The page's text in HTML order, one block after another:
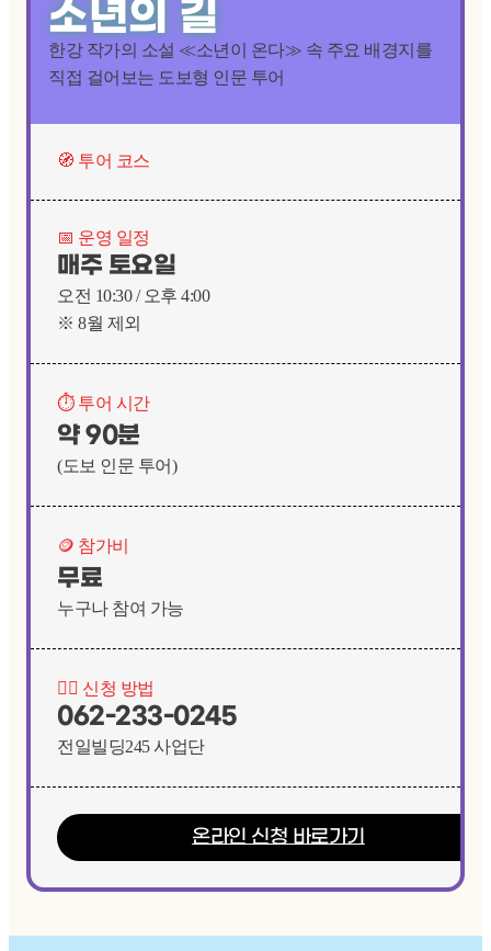
소년의 길
한강 작가의 소설 ≪소년이 온다≫ 속 주요 배경지를
직접 걸어보는 도보형 인문 투어
🧭 투어 코스
📅 운영 일정
매주 토요일
오전 10:30 / 오후 4:00
※ 8월 제외
⏱️ 투어 시간
약 90분
(도보 인문 투어)
🪙 참가비
무료
누구나 참여 가능
🙋‍♂️ 신청 방법
062-233-0245
전일빌딩245 사업단
온라인 신청 바로가기